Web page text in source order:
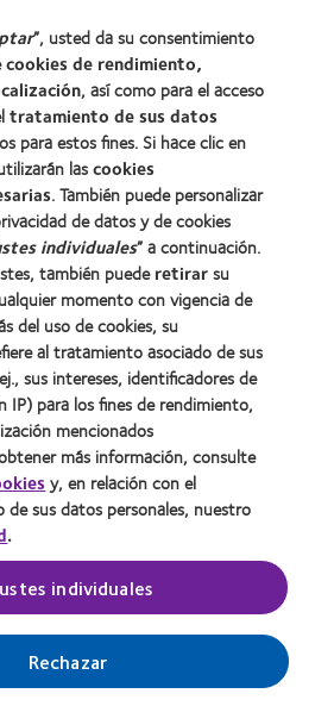
Reporting
de cookies
”, usted da su consentimiento
cookies de rendimiento,
, así como para el acceso
tratamiento de sus datos
para estos fines. Si hace clic en
lascookies
. También puede personalizar
de datos y de cookies
individuales” a continuación.
también puederetirarsu
momento con vigencia de
del uso de cookies, su
al tratamiento asociado de sus
sus intereses, identificadores de
IP) para los fines de rendimiento,
mencionados
más información, consulte
y, en relación con el
sus datos personales, nuestro
.
individuales
Rechazar